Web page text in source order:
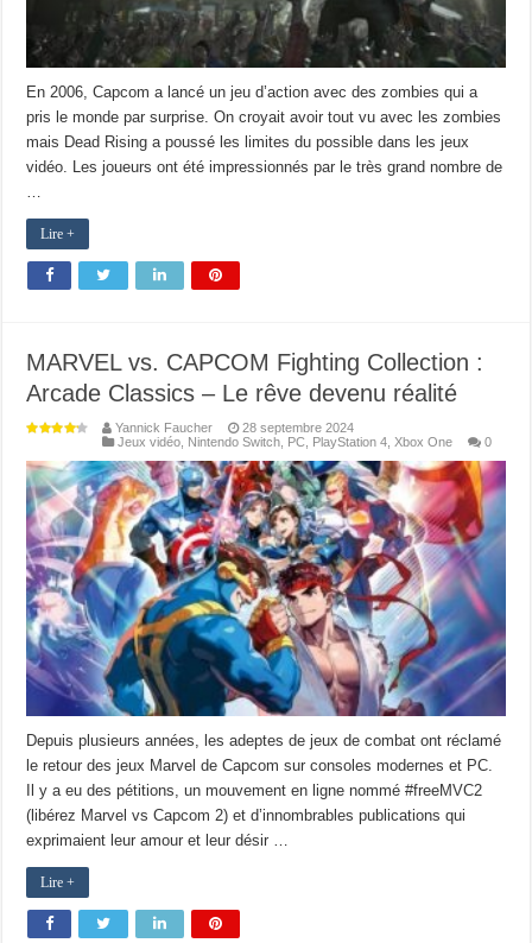
En 2006, Capcom a lancé un jeu d’action avec des zombies qui a
pris le monde par surprise. On croyait avoir tout vu avec les zombies
mais Dead Rising a poussé les limites du possible dans les jeux
vidéo. Les joueurs ont été impressionnés par le très grand nombre de
…
Lire +
MARVEL vs. CAPCOM Fighting Collection :
Arcade Classics – Le rêve devenu réalité
Yannick Faucher
28 septembre 2024
Jeux vidéo, Nintendo Switch, PC, PlayStation 4,Xbox One 0
Depuis plusieurs années, les adeptes de jeux de combat ont réclamé
le retour des jeux Marvel de Capcom sur consoles modernes et PC.
Il y a eu des pétitions, un mouvement en ligne nommé #freeMVC2
(libérez Marvel vs Capcom 2) et d’innombrables publications qui
exprimaient leur amour et leur désir …
Lire +